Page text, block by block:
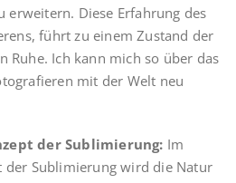
erweitern. Diese Erfahrung des
führt zu einem Zustand der
Ruhe. Ich kann mich so über das
mit der Welt neu
der Sublimierung: Im
der Sublimierung wird die Natur